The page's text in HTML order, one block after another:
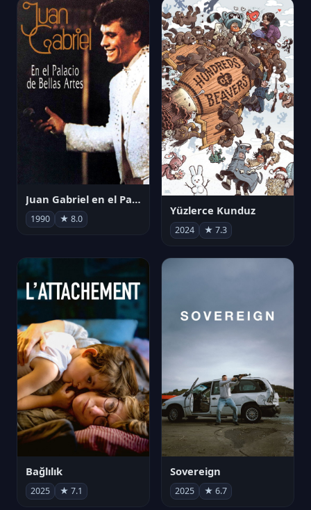
Juan Gabriel en el Palacio de Bellas Artes
1990 ★ 8.0
Yüzlerce Kunduz
2024 ★ 7.3
Bağlılık
2025 ★ 7.1
Sovereign
2025 ★ 6.7